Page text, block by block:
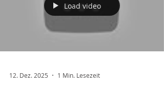
Load video
12. Dez. 2025 1 Min. Lesezeit